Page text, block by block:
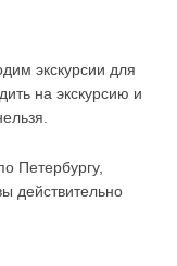
экскурсии для
на экскурсию и
Петербургу,
действительно